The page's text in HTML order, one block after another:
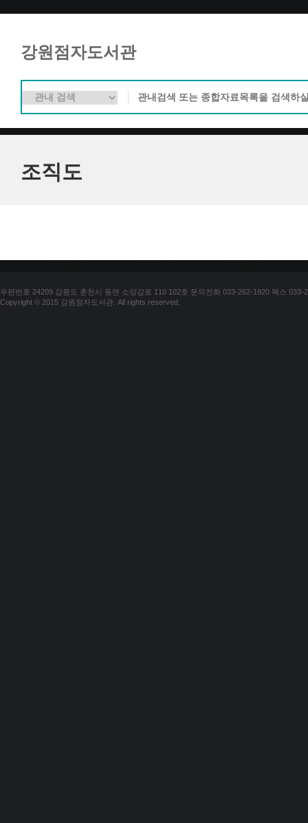
강원점자도서관
조직도
우편번호 24209 강원도 춘천시 동면 소양강로 110 102호 문의전화 033-262-1920 팩스 033-
Copyright © 2015 강원점자도서관. All rights reserved.